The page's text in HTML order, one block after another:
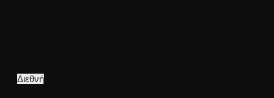
Διεθνή